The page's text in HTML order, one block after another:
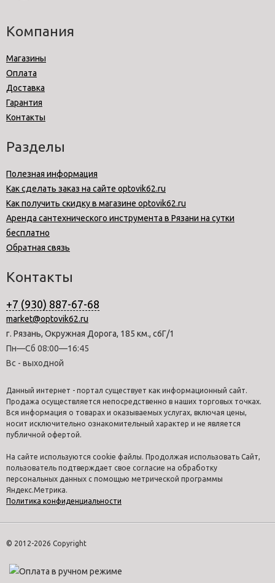
Компания
Магазины
Оплата
Доставка
Гарантия
Контакты
Разделы
Полезная информация
Как сделать заказ на сайте optovik62.ru
Как получить скидку в магазине optovik62.ru
Аренда сантехнического инструмента в Рязани на сутки
бесплатно
Обратная связь
Контакты
+7 (930) 887-67-68
market@optovik62.ru
г. Рязань, Окружная Дорога, 185 км., с6Г/1
Пн—Сб 08:00—16:45
Вс - выходной
Данный интернет - портал существует как информационный сайт.
Продажа осуществляется непосредственно в наших торговых точках.
Вся информация о товарах и оказываемых услугах, включая цены,
носит исключительно ознакомительный характер и не является
публичной офертой.
На сайте используются cookie файлы. Продолжая использовать Сайт,
пользователь подтверждает свое согласие на обработку
персональных данных с помощью метрической программы
Яндекс.Метрика.
Политика конфиденциальности
© 2012-2026 Copyright